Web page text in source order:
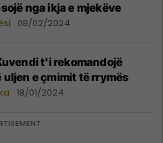
nga ikja e mjekëve
08/02/2024
t'i rekomandojë
uljen e çmimit të rrymës
18/01/2024